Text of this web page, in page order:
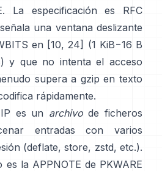
La especificación es
RFC
una ventana deslizante
en [10, 24] (1 KiB−16 B
y que no intenta el acceso
supera a gzip en texto
rápidamente.
es un archivode ficheros
entradas con varios
(deflate, store, zstd, etc.).
la APPNOTE de PKWARE